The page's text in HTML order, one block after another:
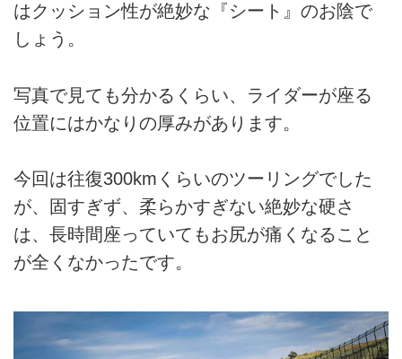
はクッション性が絶妙な『シート』のお陰で
しょう。
写真で見ても分かるくらい、ライダーが座る
位置にはかなりの厚みがあります。
今回は往復300kmくらいのツーリングでした
が、固すぎず、柔らかすぎない絶妙な硬さ
は、長時間座っていてもお尻が痛くなること
が全くなかったです。